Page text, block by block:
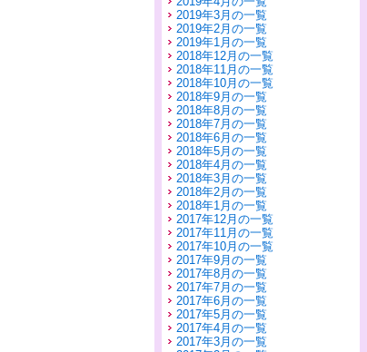
2019年3月の一覧
2019年2月の一覧
2019年1月の一覧
2018年12月の一覧
2018年11月の一覧
2018年10月の一覧
2018年9月の一覧
2018年8月の一覧
2018年7月の一覧
2018年6月の一覧
2018年5月の一覧
2018年4月の一覧
2018年3月の一覧
2018年2月の一覧
2018年1月の一覧
2017年12月の一覧
2017年11月の一覧
2017年10月の一覧
2017年9月の一覧
2017年8月の一覧
2017年7月の一覧
2017年6月の一覧
2017年5月の一覧
2017年4月の一覧
2017年3月の一覧